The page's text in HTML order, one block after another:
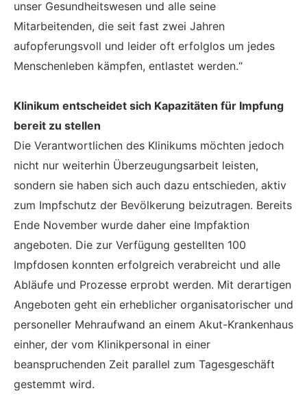
unser Gesundheitswesen und alle seine
Mitarbeitenden, die seit fast zwei Jahren
aufopferungsvoll und leider oft erfolglos um jedes
Menschenleben kämpfen, entlastet werden.“
Klinikum entscheidet sich Kapazitäten für Impfung
bereit zu stellen
Die Verantwortlichen des Klinikums möchten jedoch
nicht nur weiterhin Überzeugungsarbeit leisten,
sondern sie haben sich auch dazu entschieden, aktiv
zum Impfschutz der Bevölkerung beizutragen. Bereits
Ende November wurde daher eine Impfaktion
angeboten. Die zur Verfügung gestellten 100
Impfdosen konnten erfolgreich verabreicht und alle
Abläufe und Prozesse erprobt werden. Mit derartigen
Angeboten geht ein erheblicher organisatorischer und
personeller Mehraufwand an einem Akut-Krankenhaus
einher, der vom Klinikpersonal in einer
beanspruchenden Zeit parallel zum Tagesgeschäft
gestemmt wird.